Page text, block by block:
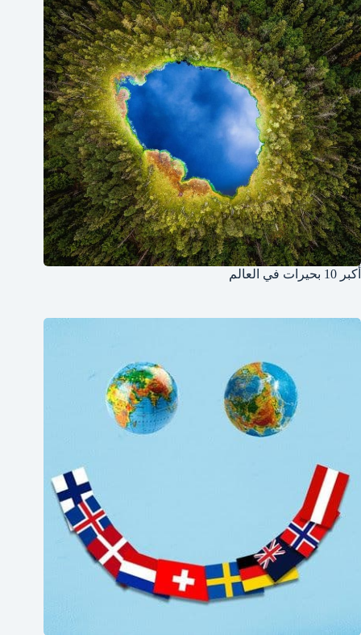
أكبر 10 بحيرات في العالم